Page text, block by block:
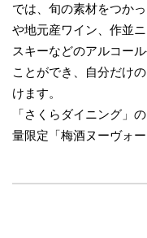
では、旬の素材をつか
や地元産ワイン、作並
スキーなどのアルコー
ことができ、自分だけ
けます。
「さくらダイニング」
量限定「梅酒ヌーヴォ